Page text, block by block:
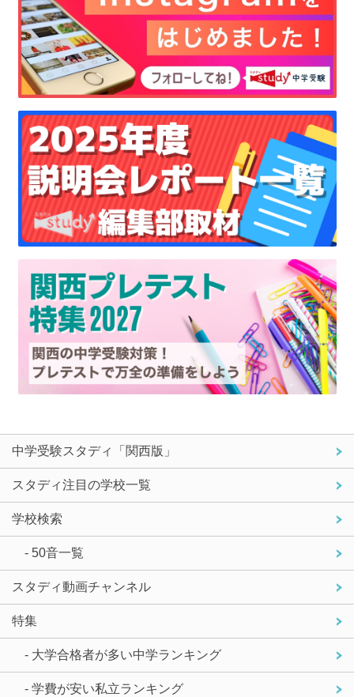
中学受験スタディ「関西版」
スタディ注目の学校一覧
学校検索
- 50音一覧
スタディ動画チャンネル
特集
- 大学合格者が多い中学ランキング
- 学費が安い私立ランキング